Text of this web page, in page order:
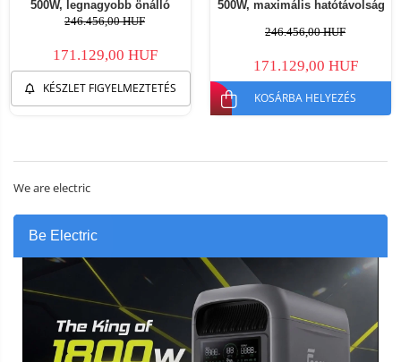
500W, legnagyobb önálló
működési távolság 50 km,
levehető akkumulátor
246.456,00 HUF
171.129,00 HUF
KÉSZLET FIGYELMEZTETÉS
500W, maximális hatótávolság
25km/h, levehető akkumulátor
246.456,00 HUF
171.129,00 HUF
KOSÁRBA HELYEZÉS
We are electric
Be Electric